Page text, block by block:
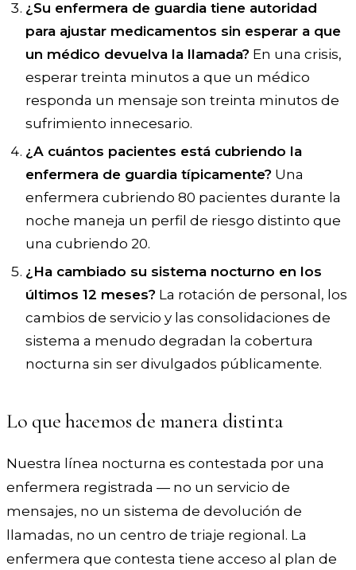
¿Su enfermera de guardia tiene autoridad
para ajustar medicamentos sin esperar a que
un médico devuelva la llamada? En una crisis,
esperar treinta minutos a que un médico
responda un mensaje son treinta minutos de
sufrimiento innecesario.
¿A cuántos pacientes está cubriendo la
enfermera de guardia típicamente? Una
enfermera cubriendo 80 pacientes durante la
noche maneja un perfil de riesgo distinto que
una cubriendo 20.
¿Ha cambiado su sistema nocturno en los
últimos 12 meses? La rotación de personal, los
cambios de servicio y las consolidaciones de
sistema a menudo degradan la cobertura
nocturna sin ser divulgados públicamente.
Lo que hacemos de manera distinta
Nuestra línea nocturna es contestada por una
enfermera registrada — no un servicio de
mensajes, no un sistema de devolución de
llamadas, no un centro de triaje regional. La
enfermera que contesta tiene acceso al plan de